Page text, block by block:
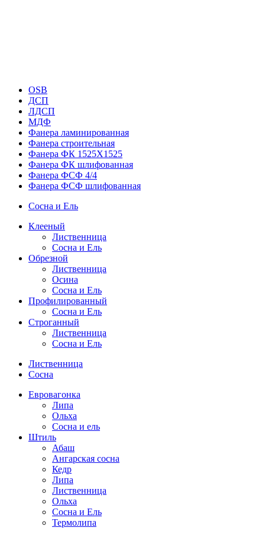
OSB
ДСП
ЛДСП
МДФ
Фанера ламинированная
Фанера строительная
Фанера ФК 1525Х1525
Фанера ФК шлифованная
Фанера ФСФ 4/4
Фанера ФСФ шлифованная
Сосна и Ель
Клееный
Лиственница
Сосна и Ель
Обрезной
Лиственница
Осина
Сосна и Ель
Профилированный
Сосна и Ель
Строганный
Лиственница
Сосна и Ель
Лиственница
Сосна
Евровагонка
Липа
Ольха
Сосна и ель
Штиль
Абаш
Ангарская сосна
Кедр
Липа
Лиственница
Ольха
Сосна и Ель
Термолипа